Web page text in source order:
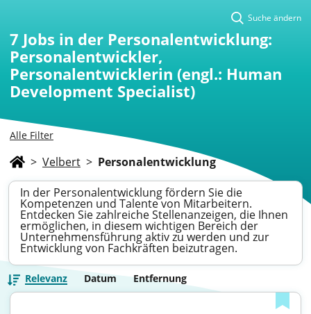
Alle Filter
Suche ändern
7 Jobs in der Personalentwicklung:
Personalentwickler,
Personalentwicklerin (engl.: Human
Development Specialist)
> Velbert > Personalentwicklung
In der Personalentwicklung fördern Sie die
Kompetenzen und Talente von Mitarbeitern.
Entdecken Sie zahlreiche Stellenanzeigen, die Ihnen
ermöglichen, in diesem wichtigen Bereich der
Unternehmensführung aktiv zu werden und zur
Entwicklung von Fachkräften beizutragen.
Relevanz Datum Entfernung